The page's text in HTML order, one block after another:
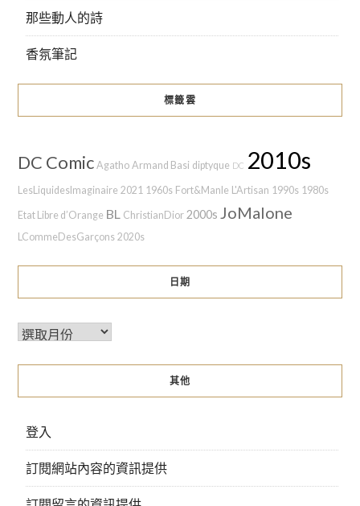
那些動人的詩
香氛筆記
標籤雲
DC Comic Agatho Armand Basi diptyque DC 2010s
LesLiquidesImaginaire 2021 1960s Fort&Manle L'Artisan 1990s 1980s
Etat Libre d’Orange BL ChristianDior 2000s JoMalone
LCommeDesGarçons 2020s
日期
其他
登入
訂閱網站內容的資訊提供